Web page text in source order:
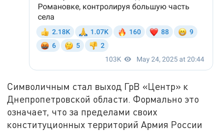
Символичным стал выход ГрВ «Центр» к
Днепропетровской области. Формально это
означает, что за пределами своих
конституционных территорий Армия России